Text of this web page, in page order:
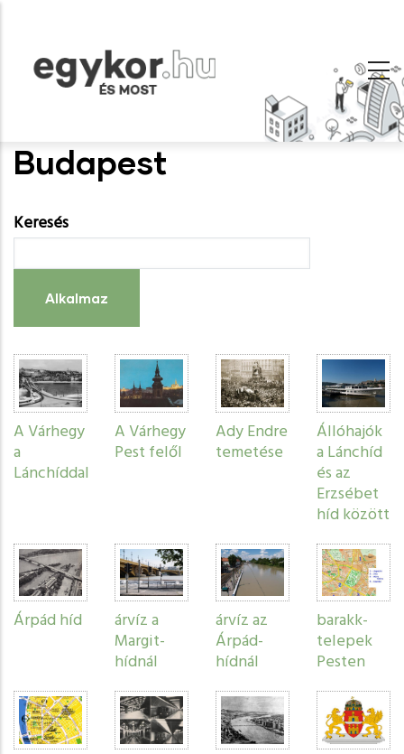
tartalomra
Budapest
Keresés
A Várhegy
a
Lánchíddal
A Várhegy
Pest felől
Ady Endre
temetése
Állóhajók
a Lánchíd
és az
Erzsébet
híd között
Árpád híd árvíz a
Margit-
hídnál
árvíz az
Árpád-
hídnál
barakk-
telepek
Pesten